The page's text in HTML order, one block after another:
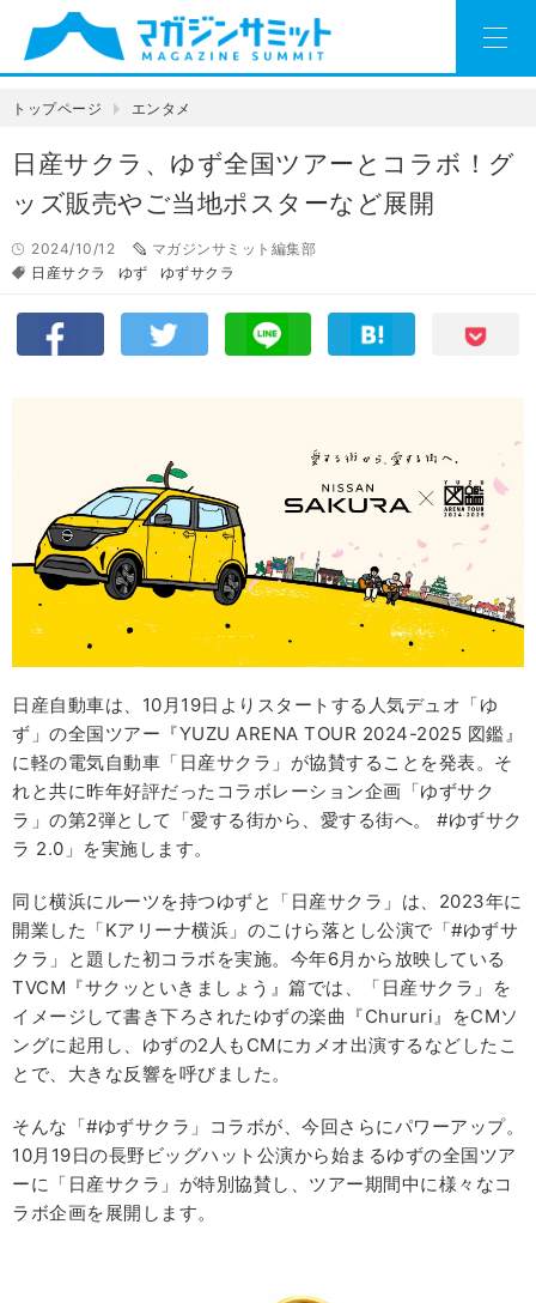
トップページ エンタメ
日産サクラ、ゆず全国ツアーとコラボ！グ
ッズ販売やご当地ポスターなど展開
2024/10/12
マガジンサミット編集部
日産サクラ
ゆず ゆずサクラ
日産自動車は、10月19日よりスタートする人気デュオ「ゆ
ず」の全国ツアー『YUZU ARENA TOUR 2024-2025 図鑑』
に軽の電気自動車「日産サクラ」が協賛することを発表。そ
れと共に昨年好評だったコラボレーション企画「ゆずサク
ラ」の第2弾として「愛する街から、愛する街へ。 #ゆずサク
ラ 2.0」を実施します。
同じ横浜にルーツを持つゆずと「日産サクラ」は、2023年に
開業した「Kアリーナ横浜」のこけら落とし公演で「#ゆずサ
クラ」と題した初コラボを実施。今年6月から放映している
TVCM『サクッといきましょう』篇では、「日産サクラ」を
イメージして書き下ろされたゆずの楽曲『Chururi』をCMソ
ングに起用し、ゆずの2人もCMにカメオ出演するなどしたこ
とで、大きな反響を呼びました。
そんな「#ゆずサクラ」コラボが、今回さらにパワーアップ。
10月19日の長野ビッグハット公演から始まるゆずの全国ツア
ーに「日産サクラ」が特別協賛し、ツアー期間中に様々なコ
ラボ企画を展開します。